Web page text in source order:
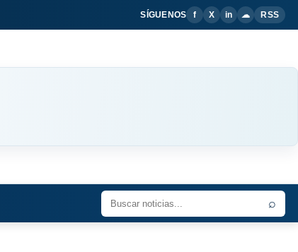
SÍGUENOS f X in ☁ RSS
⌕